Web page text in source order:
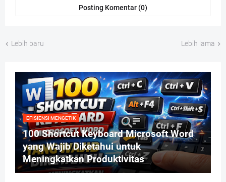
Posting Komentar (0)
Lebih baru Lebih lama
EFISIENSI MENGETIK
100 Shortcut Keyboard Microsoft Word
yang Wajib Diketahui untuk
Meningkatkan Produktivitas